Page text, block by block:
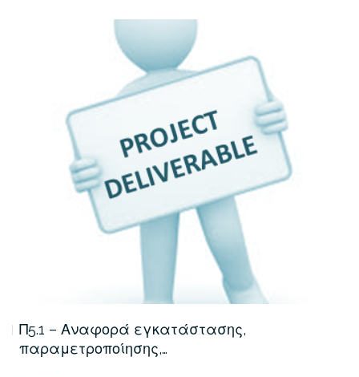
Π5.1 – Αναφορά εγκατάστασης,
παραμετροποίησης,…